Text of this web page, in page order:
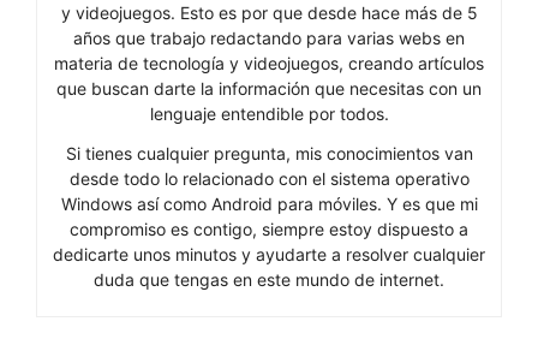
y videojuegos. Esto es por que desde hace más de 5
años que trabajo redactando para varias webs en
materia de tecnología y videojuegos, creando artículos
que buscan darte la información que necesitas con un
lenguaje entendible por todos.
Si tienes cualquier pregunta, mis conocimientos van
desde todo lo relacionado con el sistema operativo
Windows así como Android para móviles. Y es que mi
compromiso es contigo, siempre estoy dispuesto a
dedicarte unos minutos y ayudarte a resolver cualquier
duda que tengas en este mundo de internet.